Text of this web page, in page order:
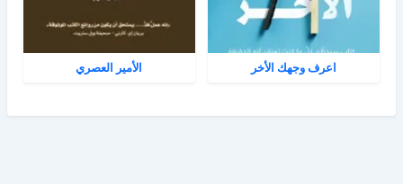
اعرف وجهك الأخر الأمير العصري